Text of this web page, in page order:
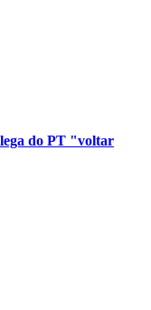
do PT "voltar